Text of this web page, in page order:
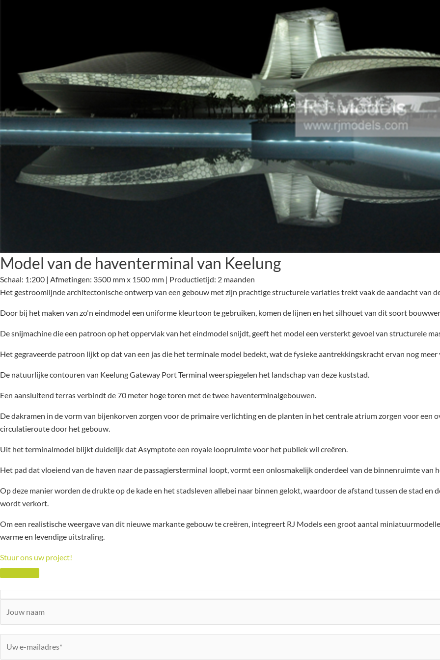
Model van de haventerminal van Keelung
Schaal: 1:200 | Afmetingen: 3500 mm x 1500 mm | Productietijd: 2 maanden
Het gestroomlijnde architectonische ontwerp van een gebouw met zijn prachtige structurele variaties trekt vaak de aandacht van
Door bij het maken van zo'n eindmodel een uniforme kleurtoon te gebruiken, komen de lijnen en het silhouet van dit soort
De snijmachine die een patroon op het oppervlak van het eindmodel snijdt, geeft het model een versterkt gevoel van structurele
Het gegraveerde patroon lijkt op dat van een jas die het terminale model bedekt, wat de fysieke aantrekkingskracht ervan nog
De natuurlijke contouren van Keelung Gateway Port Terminal weerspiegelen het landschap van deze kuststad.
Een aansluitend terras verbindt de 70 meter hoge toren met de twee haventerminalgebouwen.
De dakramen in de vorm van bijenkorven zorgen voor de primaire verlichting en de planten in het centrale atrium zorgen voor een
circulatieroute door het gebouw.
Uit het terminalmodel blijkt duidelijk dat Asymptote een royale loopruimte voor het publiek wil creëren.
Het pad dat vloeiend van de haven naar de passagiersterminal loopt, vormt een onlosmakelijk onderdeel van de binnenruimte van
Op deze manier worden de drukte op de kade en het stadsleven allebei naar binnen gelokt, waardoor de afstand tussen de stad en
wordt verkort.
Om een realistische weergave van dit nieuwe markante gebouw te creëren, integreert RJ Models een groot aantal
warme en levendige uitstraling.
Stuur ons uw project!